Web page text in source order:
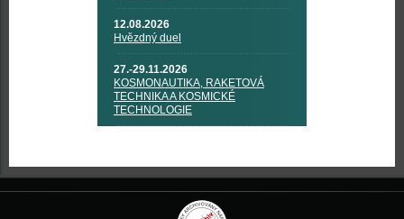
12.08.2026
Hvězdný duel
27.-29.11.2026
KOSMONAUTIKA, RAKETOVÁ
TECHNIKA A KOSMICKÉ
TECHNOLOGIE